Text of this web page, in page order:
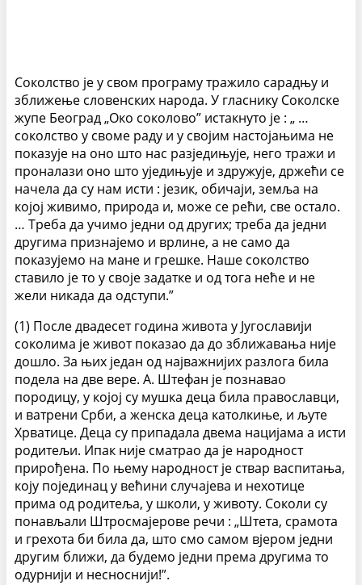
Соколство је у свом програму тражило сарадњу и
зближење словенских народа. У гласнику Соколске
жупе Београд „Око соколово” истакнуто је : „ …
соколство у своме раду и у својим настојањима не
показује на оно што нас разједињује, него тражи и
проналази оно што уједињује и здружује, држећи се
начела да су нам исти : језик, обичаји, земља на
којој живимо, природа и, може се рећи, све остало.
… Треба да учимо једни од других; треба да једни
другима признајемо и врлине, а не само да
показујемо на мане и грешке. Наше соколство
ставило је то у своје задатке и од тога неће и не
жели никада да одступи.”
(1) После двадесет година живота у Југославији
соколима је живот показао да до зближавања није
дошло. За њих један од најважнијих разлога била
подела на две вере. А. Штефан је познавао
породицу, у којој су мушка деца била православци,
и ватрени Срби, а женска деца католкиње, и љуте
Хрватице. Деца су припадала двема нацијама а исти
родитељи. Ипак није сматрао да је народност
прирођена. По њему народност је ствар васпитања,
коју појединац у већини случајева и нехотице
прима од родитеља, у школи, у животу. Соколи су
понављали Штросмајерове речи : „Штета, срамота
и грехота би била да, што смо самом вјером једни
другим ближи, да будемо једни према другима то
одурнији и несноснији!”.